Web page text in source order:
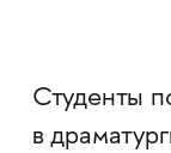
Студенты
в